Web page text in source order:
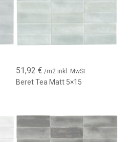
51,92 € /m2 inkl. MwSt.
Beret Tea Matt 5×15